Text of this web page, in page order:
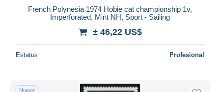
French Polynesia 1974 Hobie cat championship 1v,
Imperforated, Mint NH, Sport - Sailing
± 46,22 US$
Estatus Profesional
Nuevo